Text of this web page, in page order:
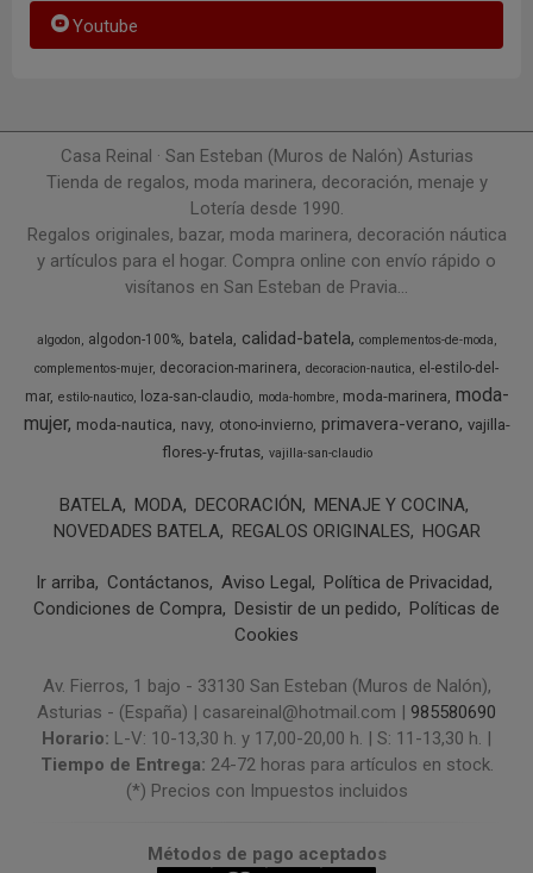
Youtube
Casa Reinal · San Esteban (Muros de Nalón) Asturias
Tienda de regalos, moda marinera, decoración, menaje y
Lotería desde 1990.
Regalos originales, bazar, moda marinera, decoración náutica
y artículos para el hogar. Compra online con envío rápido o
visítanos en San Esteban de Pravia...
algodon algodon-100% batela calidad-batela
complementos-de-moda
complementos-mujer decoracion-marinera decoracion-nautica
el-estilo-del-
mar estilo-nautico loza-san-claudio moda-hombre moda-marinera moda-
mujer moda-nautica navy otono-invierno primavera-verano vajilla-
flores-y-frutas vajilla-san-claudio
BATELA MODA DECORACIÓN
MENAJE Y COCINA
NOVEDADES BATELA REGALOS ORIGINALES HOGAR
Ir arriba Contáctanos Aviso Legal
Política de Privacidad
Condiciones de Compra
Desistir de un pedido
Políticas de
Cookies
Av. Fierros, 1 bajo - 33130 San Esteban (Muros de Nalón),
Asturias - (España) | casareinal@hotmail.com | 985580690
Horario: L-V: 10-13,30 h. y 17,00-20,00 h. | S: 11-13,30 h. |
Tiempo de Entrega: 24-72 horas para artículos en stock.
(*) Precios con Impuestos incluidos
Métodos de pago aceptados